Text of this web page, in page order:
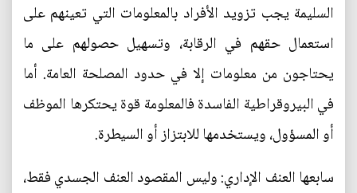
السليمة يجب تزويد الأفراد بالمعلومات التي تعينهم على
استعمال حقهم في الرقابة، وتسهيل حصولهم على ما
يحتاجون من معلومات إلا في حدود المصلحة العامة. أما
في البيروقراطية الفاسدة فالمعلومة قوة يحتكرها الموظف
أو المسؤول، ويستخدمها للابتزاز أو السيطرة.
سابعها العنف الإداري: وليس المقصود العنف الجسدي فقط،